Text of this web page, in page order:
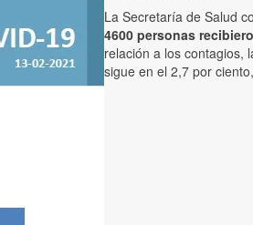
La Secretaría de Salud
4600 personas
relación a los contagios,
sigue en el 2,7 por